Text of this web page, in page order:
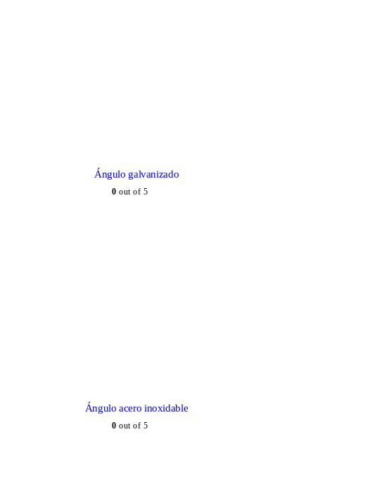
Ángulo galvanizado
0 out of 5
Ángulo acero inoxidable
0 out of 5